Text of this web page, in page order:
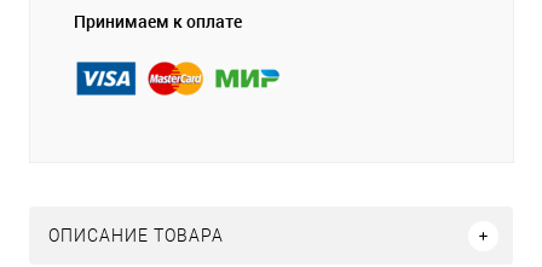
Принимаем к оплате
ОПИСАНИЕ ТОВАРА